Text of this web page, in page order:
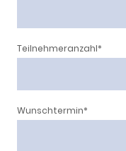
Teilnehmeranzahl*
Wunschtermin*